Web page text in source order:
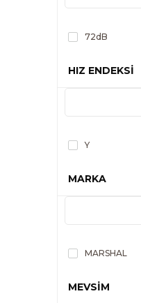
72dB
HIZ ENDEKSİ
Y
MARKA
MARSHAL
MEVSİM